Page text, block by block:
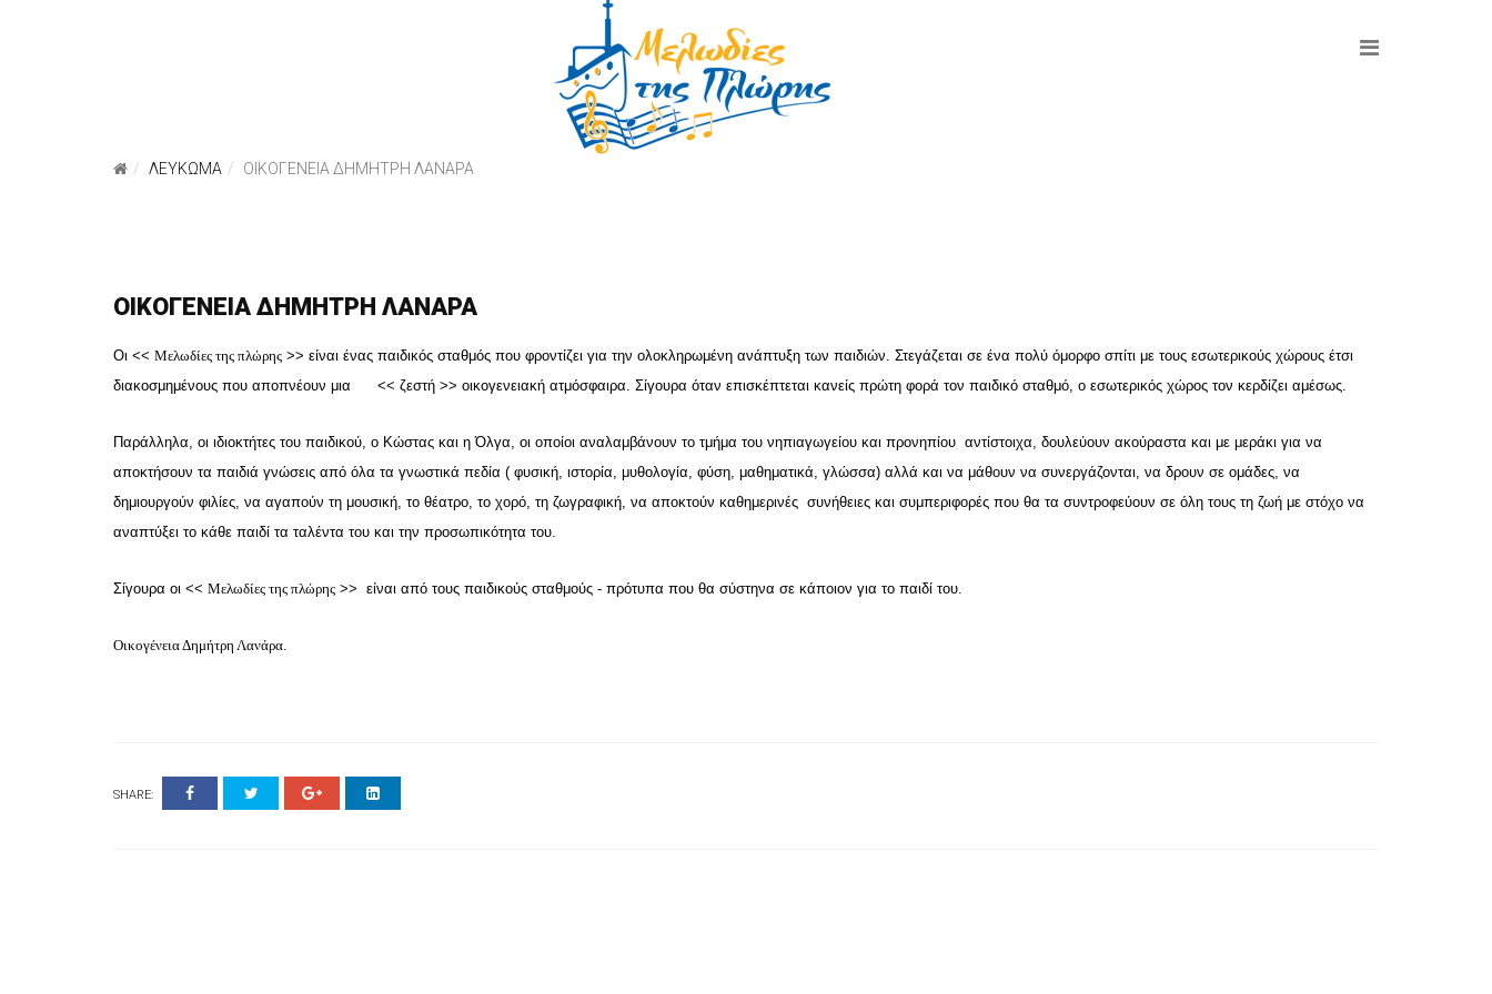
ΛΕΥΚΩΜΑ ΟΙΚΟΓΕΝΕΙΑ ΔΗΜΗΤΡΗ ΛΑΝΑΡΑ
ΟΙΚΟΓΕΝΕΙΑ ΔΗΜΗΤΡΗ ΛΑΝΑΡΑ
Οι << Μελωδίες της πλώρης >> είναι ένας παιδικός σταθμός που φροντίζει για την ολοκληρωμένη ανάπτυξη των παιδιών. Στεγάζεται σε ένα πολύ όμορφο σπίτι με τους εσωτερικούς χώρους έτσι
διακοσμημένους που αποπνέουν μια << ζεστή >> οικογενειακή ατμόσφαιρα. Σίγουρα όταν επισκέπτεται κανείς πρώτη φορά τον παιδικό σταθμό, ο εσωτερικός χώρος τον κερδίζει αμέσως.
Παράλληλα, οι ιδιοκτήτες του παιδικού, ο Κώστας και η Όλγα, οι οποίοι αναλαμβάνουν το τμήμα του νηπιαγωγείου και προνηπίου αντίστοιχα, δουλεύουν ακούραστα και με μεράκι για να
αποκτήσουν τα παιδιά γνώσεις από όλα τα γνωστικά πεδία ( φυσική, ιστορία, μυθολογία, φύση, μαθηματικά, γλώσσα) αλλά και να μάθουν να συνεργάζονται, να δρουν σε ομάδες, να
δημιουργούν φιλίες, να αγαπούν τη μουσική, το θέατρο, το χορό, τη ζωγραφική, να αποκτούν καθημερινές συνήθειες και συμπεριφορές που θα τα συντροφεύουν σε όλη τους τη ζωή με στόχο να
αναπτύξει το κάθε παιδί τα ταλέντα του και την προσωπικότητα του.
Σίγουρα οι << Μελωδίες της πλώρης >> είναι από τους παιδικούς σταθμούς - πρότυπα που θα σύστηνα σε κάποιον για το παιδί του.
Οικογένεια Δημήτρη Λανάρα.
SHARE: